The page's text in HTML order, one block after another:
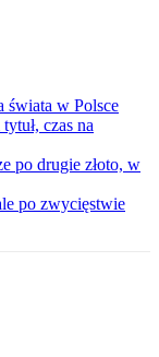
świata w Polsce
czas na
po drugie złoto, w
po zwycięstwie